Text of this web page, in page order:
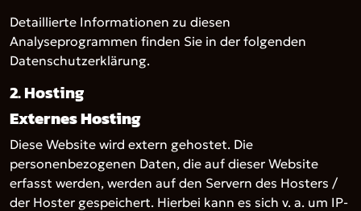
Detaillierte Informationen zu diesen
Analyseprogrammen finden Sie in der folgenden
Datenschutzerklärung.
2. Hosting
Externes Hosting
Diese Website wird extern gehostet. Die
personenbezogenen Daten, die auf dieser Website
erfasst werden, werden auf den Servern des Hosters /
der Hoster gespeichert. Hierbei kann es sich v. a. um IP-